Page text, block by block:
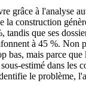
grâce à l'analyse
la construction
tandis que ses
à 45 %. Non
bas, mais parce que
estimé dans les
le problème,